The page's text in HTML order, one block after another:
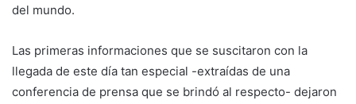
del mundo.
Las primeras informaciones que se suscitaron con la
llegada de este día tan especial -extraídas de una
conferencia de prensa que se brindó al respecto- dejaron